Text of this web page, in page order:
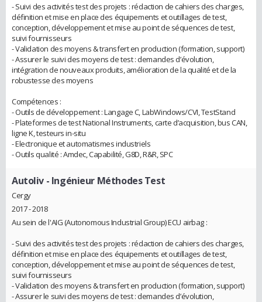
- Suivi des activités test des projets : rédaction de cahiers des charges,
définition et mise en place des équipements et outillages de test,
conception, développement et mise au point de séquences de test,
suivi fournisseurs
- Validation des moyens & transfert en production (formation, support)
- Assurer le suivi des moyens de test : demandes d’évolution,
intégration de nouveaux produits, amélioration de la qualité et de la
robustesse des moyens
Compétences :
- Outils de développement : Langage C, LabWindows/CVI, TestStand
- Plateformes de test National Instruments, carte d’acquisition, bus CAN,
ligne K, testeurs in-situ
- Electronique et automatismes industriels
- Outils qualité : Amdec, Capabilité, G8D, R&R, SPC
Autoliv - Ingénieur Méthodes Test
Cergy
2017 - 2018
Au sein de l'AIG (Autonomous Industrial Group) ECU airbag :
- Suivi des activités test des projets : rédaction de cahiers des charges,
définition et mise en place des équipements et outillages de test,
conception, développement et mise au point de séquences de test,
suivi fournisseurs
- Validation des moyens & transfert en production (formation, support)
- Assurer le suivi des moyens de test : demandes d’évolution,